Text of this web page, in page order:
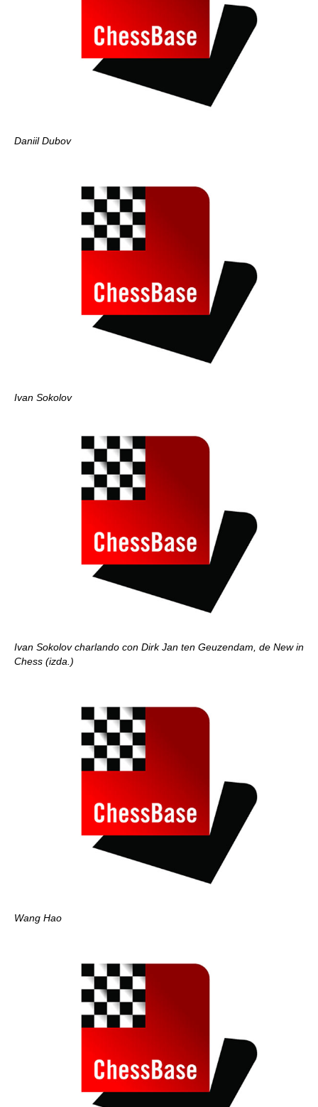
Daniil Dubov
Ivan Sokolov
Ivan Sokolov charlando con Dirk Jan ten Geuzendam, de New in
Chess (izda.)
Wang Hao